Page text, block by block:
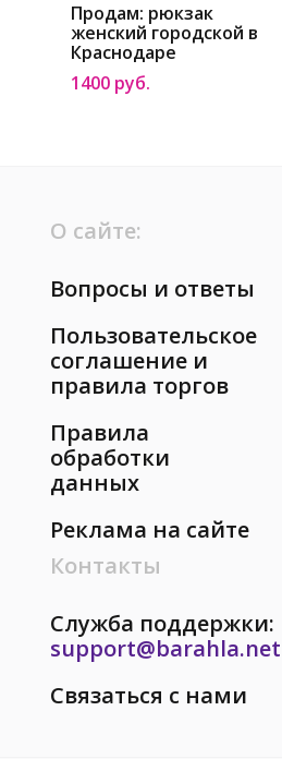
Продам: рюкзак
женский городской в
Краснодаре
1400 руб.
О сайте:
Вопросы и ответы
Пользовательское
соглашение и
правила торгов
Правила
обработки
данных
Реклама на сайте
Контакты
Служба поддержки:
support@barahla.net
Связаться с нами